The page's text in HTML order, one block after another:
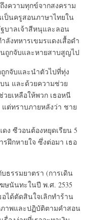
ความทุกข์จากสงคราม
เป็นครูสอนภาษาไทยใน
บาลเจ้าสีหนุและลอน
ลังทหารเขมรแดงเสื้อดำ
ถูกจับและหายสาบสูญไป
กจับและนำตัวไปที่ทุ่ง
น และด้วยความช่วย
ยเหลือให้พวก เธอหนี
ต่ทราบภายหลังว่า ชาย
ง ซีวอนต้องหยุดเรียน 5
ฝึกหายใจ ซึ่งต่อมา เธอ
ธรรมยาตรา (การเดิน
ษนันทะในปี พ.ศ. 2535
ได้ตัดสินใจเลิกทำร้าน
ภาพและปฏิบัติตามคำสอน